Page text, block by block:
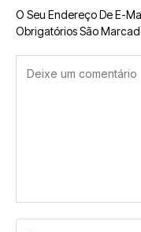
O Seu Endereço De E-
Obrigatórios São